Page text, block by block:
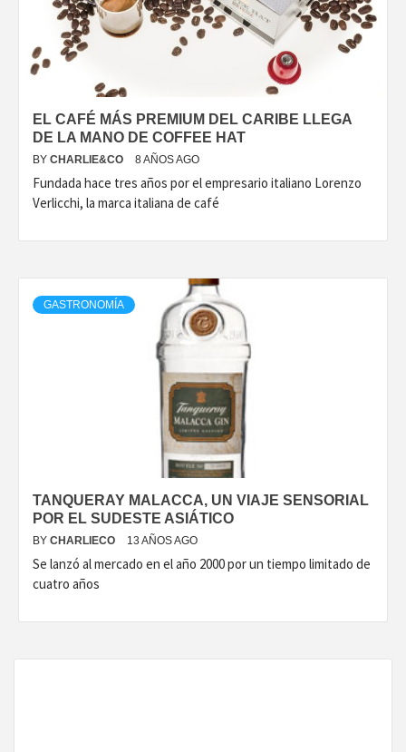
DISEÑO…
EL CAFÉ MÁS PREMIUM DEL CARIBE LLEGA
DE LA MANO DE COFFEE HAT
BY CHARLIE&CO 8 AÑOS AGO
Fundada hace tres años por el empresario italiano Lorenzo
Verlicchi, la marca italiana de café
GASTRONOMÍA
TANQUERAY MALACCA, UN VIAJE SENSORIAL
POR EL SUDESTE ASIÁTICO
BY CHARLIECO 13 AÑOS AGO
Se lanzó al mercado en el año 2000 por un tiempo limitado de
cuatro años